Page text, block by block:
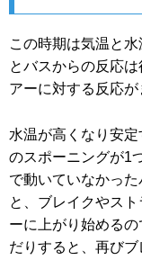
この時期は気温と
とバスからの反応
アーに対する反応が
水温が高くなり安
のスポーニングが1
で動いていなかっ
と、ブレイクやス
ーに上がり始める
だりすると、再び